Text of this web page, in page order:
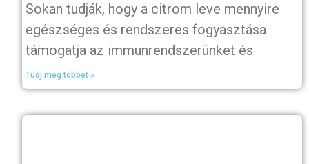
Sokan tudják, hogy a citrom leve mennyire
egészséges és rendszeres fogyasztása
támogatja az immunrendszerünket és
Tudj meg többet »